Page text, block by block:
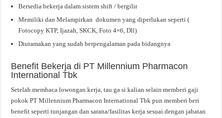
Bersedia bekerja dalam sistem shift / bergilir
Memiliki dan Melampirkan dokumen yang diperlukan seperti (
Fotocopy KTP, Ijazah, SKCK, Foto 4×6, Dll)
Diutamakan yang sudah berpengalaman pada bidangnya
Benefit Bekerja di PT Millennium Pharmacon
International Tbk
Setelah membaca lowongan kerja, tau ga si kalian selain memberi gaji
pokok PT Millennium Pharmacon International Tbk pun memberi beri
benefit seperti tunjangan dan sarana/fasilitas kerja sesuai dengan jabatan